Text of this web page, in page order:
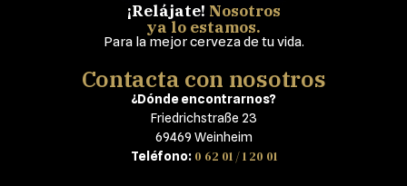
¡Relájate! Nosotros
ya lo estamos.
Para la mejor cerveza de tu vida.
Contacta con nosotros
¿Dónde encontrarnos?
Friedrichstraße 23
69469 Weinheim
Teléfono: 0 62 01 / 1 20 01